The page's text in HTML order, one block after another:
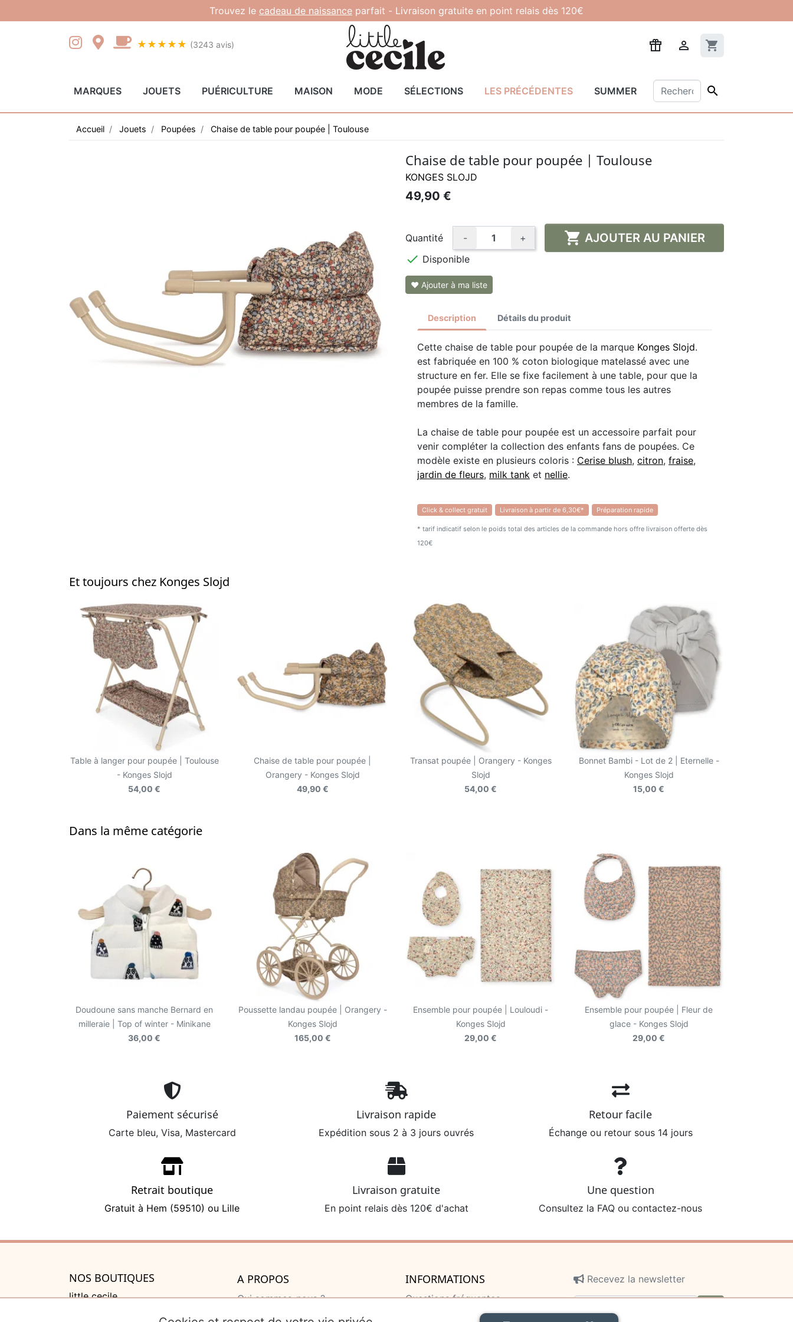
Trouvez le cadeau de naissance parfait - Livraison gratuite en point relais dès 120€
★★★★★ (3243 avis)  shopping_cart
MARQUES JOUETS PUÉRICULTURE MAISON MODE SÉLECTIONS LES PRÉCÉDENTES SUMMER 
Accueil Jouets Poupées Chaise de table pour poupée | Toulouse
Chaise de table pour poupée | Toulouse
KONGES SLOJD
49,90 €
Quantité - +  AJOUTER AU PANIER
 Disponible
❤ Ajouter à ma liste
Description Détails du produit
Cette chaise de table pour poupée de la marque Konges Slojd.
est fabriquée en 100 % coton biologique matelassé avec une
structure en fer. Elle se fixe facilement à une table, pour que la
poupée puisse prendre son repas comme tous les autres
membres de la famille.
La chaise de table pour poupée est un accessoire parfait pour
venir compléter la collection des enfants fans de poupées. Ce
modèle existe en plusieurs coloris : Cerise blush, citron, fraise,
jardin de fleurs, milk tank et nellie.
Click & collect gratuit Livraison à partir de 6,30€* Préparation rapide
* tarif indicatif selon le poids total des articles de la commande hors offre livraison offerte dès
120€
Et toujours chez Konges Slojd
Table à langer pour poupée | Toulouse
- Konges Slojd
54,00 €
Chaise de table pour poupée |
Orangery - Konges Slojd
49,90 €
Transat poupée | Orangery - Konges
Slojd
54,00 €
Bonnet Bambi - Lot de 2 | Eternelle -
Konges Slojd
15,00 €
Dans la même catégorie
Doudoune sans manche Bernard en
milleraie | Top of winter - Minikane
36,00 €
Poussette landau poupée | Orangery -
Konges Slojd
165,00 €
Ensemble pour poupée | Louloudi -
Konges Slojd
29,00 €
Ensemble pour poupée | Fleur de
glace - Konges Slojd
29,00 €
Paiement sécurisé
Carte bleu, Visa, Mastercard
Livraison rapide
Expédition sous 2 à 3 jours ouvrés
Retour facile
Échange ou retour sous 14 jours
Retrait boutique
Gratuit à Hem (59510) ou Lille
Livraison gratuite
En point relais dès 120€ d'achat
Une question
Consultez la FAQ ou contactez-nous
NOS BOUTIQUES
little cecile
A PROPOS
Qui sommes-nous ?
INFORMATIONS
Questions fréquentes
Livraison et retour
Recevez la newsletter